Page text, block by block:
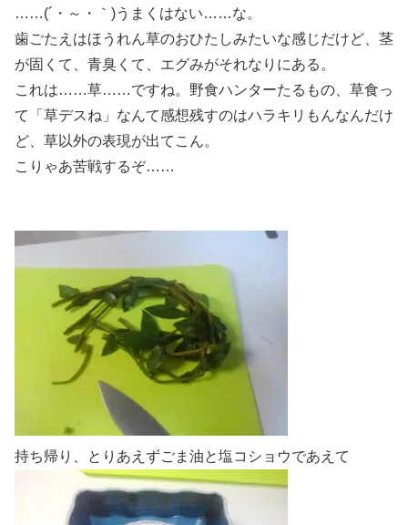
……(´・～・｀)うまくはない……な。
歯ごたえはほうれん草のおひたしみたいな感じだけど、茎
が固くて、青臭くて、エグみがそれなりにある。
これは……草……ですね。野食ハンターたるもの、草食っ
て「草デスね」なんて感想残すのはハラキリもんなんだけ
ど、草以外の表現が出てこん。
こりゃあ苦戦するぞ……
持ち帰り、とりあえずごま油と塩コショウであえて